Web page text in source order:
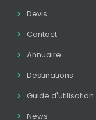
Devis
Contact
Annuaire
Destinations
Guide d'utilisation
News